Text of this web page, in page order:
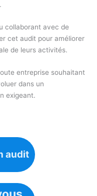
collaborant avec de
cet audit pour améliorer
de leurs activités.
entreprise souhaitant
dans un
exigeant.
audit